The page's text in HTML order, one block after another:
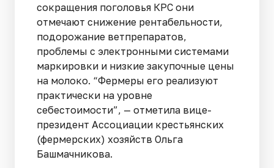
сокращения поголовья КРС они
отмечают снижение рентабельности,
подорожание ветпрепаратов,
проблемы с электронными системами
маркировки и низкие закупочные цены
на молоко. “Фермеры его реализуют
практически на уровне
себестоимости”, — отметила вице-
президент Ассоциации крестьянских
(фермерских) хозяйств Ольга
Башмачникова.